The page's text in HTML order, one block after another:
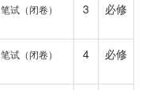
笔试（闭卷） 3 必修
笔试（闭卷） 4 必修